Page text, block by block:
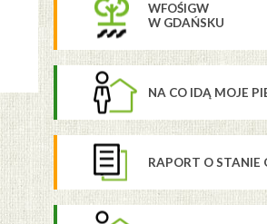
WFOŚIGW
W GDAŃSKU
NA CO IDĄ MOJE
RAPORT O STANIE